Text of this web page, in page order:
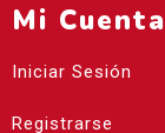
Mi Cuenta
Iniciar Sesión
Registrarse